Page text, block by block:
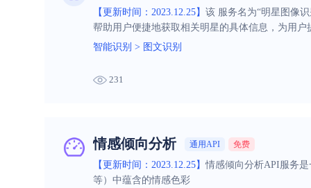
【更新时间：2023.12.25】 该 服务名为“明星图像
帮助用户便捷地获取相关明星的具体信息，为用
智能识别 > 图文识别
231
情感倾向分析 通用API 免费
【更新时间：2023.12.25】情感倾向分析API服务
等）中蕴含的情感色彩